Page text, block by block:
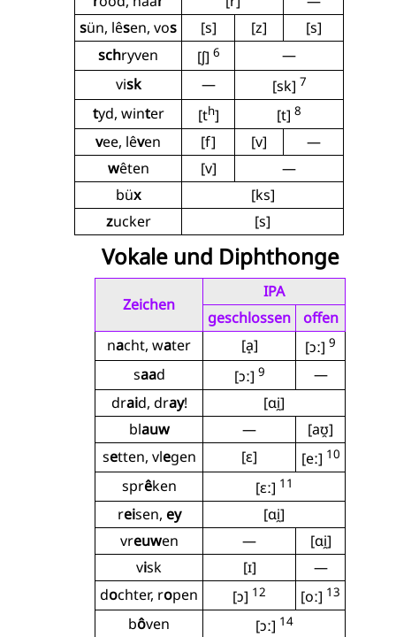
sün, lêsen, vos [s] [z]
[s]
schryven [ʃ] 6
—
visk — [sk] 7
tyd, winter [th] [t] 8
vee, lêven [f] [v]
—
wêten [v]
—
büx
[ks]
zucker [s]
Vokale und Diphthonge
Zeichen
IPA
geschlossen
offen
nacht, water [a̝] [ɔː] 9
saad [ɔː] 9
—
draid, dray!
[ɑi̯]
blauw —
[aʊ̯]
setten, vlegen [ɛ] [eː] 10
sprêken [ɛː] 11
reisen, ey
[ɑi̯]
vreuwen —
[ɑi̯]
visk [ɪ]
—
dochter, ropen [ɔ] 12 [oː] 13
bôven [ɔː] 14